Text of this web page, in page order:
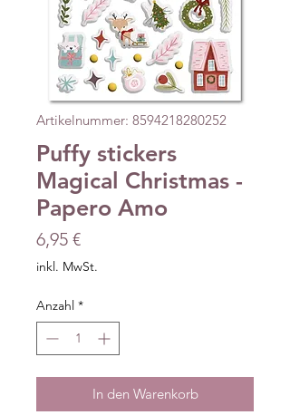
Artikelnummer: 8594218280252
Puffy stickers
Magical Christmas -
Papero Amo
6,95 €Preis
inkl. MwSt.
Anzahl *
In den Warenkorb